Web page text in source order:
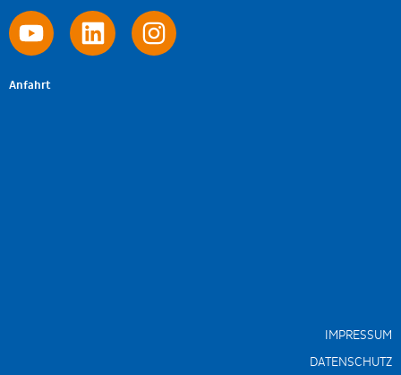
Anfahrt
IMPRESSUM
DATENSCHUTZ